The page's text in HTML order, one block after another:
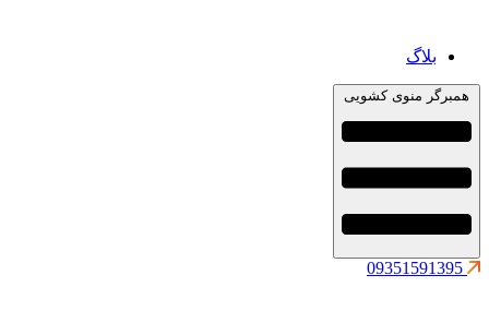
بلاگ
همبرگر منوی کشویی
09351591395